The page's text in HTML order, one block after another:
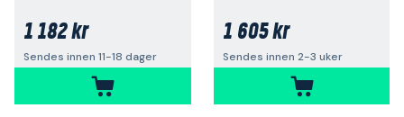
1 182 kr
Sendes innen 11-18 dager
1 605 kr
Sendes innen 2-3 uker